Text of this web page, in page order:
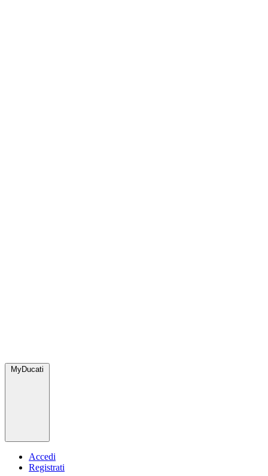
MyDucati
Accedi
Registrati